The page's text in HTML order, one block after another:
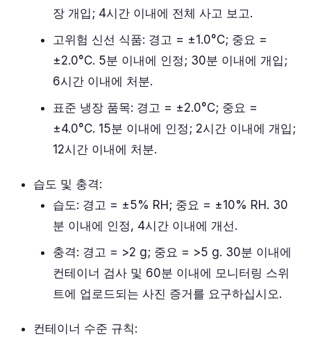
장 개입; 4시간 이내에 전체 사고 보고.
고위험 신선 식품: 경고 = ±1.0°C; 중요 =
±2.0°C. 5분 이내에 인정; 30분 이내에 개입;
6시간 이내에 처분.
표준 냉장 품목: 경고 = ±2.0°C; 중요 =
±4.0°C. 15분 이내에 인정; 2시간 이내에 개입;
12시간 이내에 처분.
습도 및 충격:
습도: 경고 = ±5% RH; 중요 = ±10% RH. 30
분 이내에 인정, 4시간 이내에 개선.
충격: 경고 = >2 g; 중요 = >5 g. 30분 이내에
컨테이너 검사 및 60분 이내에 모니터링 스위
트에 업로드되는 사진 증거를 요구하십시오.
컨테이너 수준 규칙: